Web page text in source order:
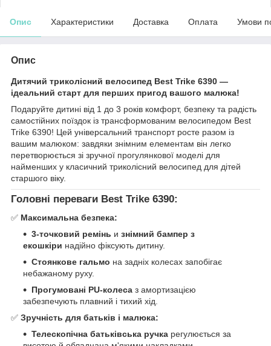
Опис Характеристики Доставка Оплата Умови
Опис
Дитячий триколісний велосипед Best Trike 6390 —
ідеальний старт для перших пригод вашого малюка!
Подаруйте дитині від 1 до 3 років комфорт, безпеку та радість
самостійних поїздок із трансформованим велосипедом Best
Trike 6390! Цей універсальний транспорт росте разом із
вашим малюком: завдяки знімним елементам він легко
перетворюється зі зручної прогулянкової моделі для
найменших у класичний триколісний велосипед для дітей
старшого віку.
Головні переваги Best Trike 6390:
✅ Максимальна безпека:
3-точковий ремінь и знімний бампер з
екошкіри надійно фіксують дитину.
Стоянкове гальмо на задніх колесах запобігає
небажаному руху.
Прогумовані PU-колеса з амортизацією
забезпечують плавний і тихий хід.
✅ Зручність для батьків і малюка:
Телескопічна батьківська ручка регулюється за